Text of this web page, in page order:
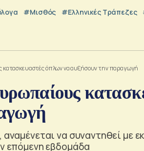
#Μισθός #ελληνικές Τράπεζες
κατασκευαστές όπλων να αυξήσουν την παραγωγή
να συναντηθεί με
επόμενη εβδομάδα